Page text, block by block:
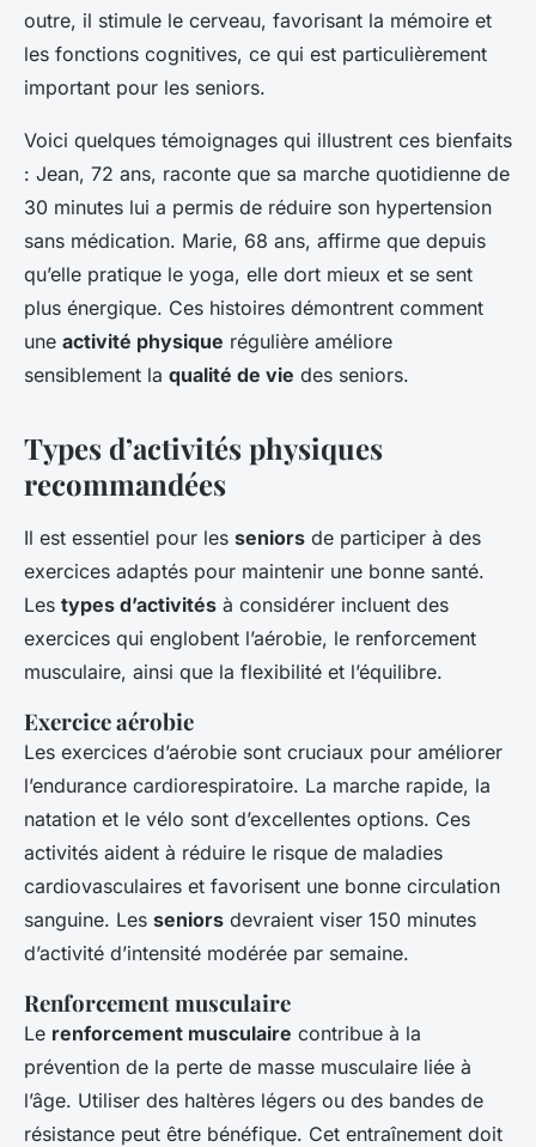
outre, il stimule le cerveau, favorisant la mémoire et
les fonctions cognitives, ce qui est particulièrement
important pour les seniors.
Voici quelques témoignages qui illustrent ces bienfaits
: Jean, 72 ans, raconte que sa marche quotidienne de
30 minutes lui a permis de réduire son hypertension
sans médication. Marie, 68 ans, affirme que depuis
qu’elle pratique le yoga, elle dort mieux et se sent
plus énergique. Ces histoires démontrent comment
une activité physique régulière améliore
sensiblement la qualité de vie des seniors.
Types d’activités physiques
recommandées
Il est essentiel pour les seniors de participer à des
exercices adaptés pour maintenir une bonne santé.
Les types d’activités à considérer incluent des
exercices qui englobent l’aérobie, le renforcement
musculaire, ainsi que la flexibilité et l’équilibre.
Exercice aérobie
Les exercices d’aérobie sont cruciaux pour améliorer
l’endurance cardiorespiratoire. La marche rapide, la
natation et le vélo sont d’excellentes options. Ces
activités aident à réduire le risque de maladies
cardiovasculaires et favorisent une bonne circulation
sanguine. Les seniors devraient viser 150 minutes
d’activité d’intensité modérée par semaine.
Renforcement musculaire
Le renforcement musculaire contribue à la
prévention de la perte de masse musculaire liée à
l’âge. Utiliser des haltères légers ou des bandes de
résistance peut être bénéfique. Cet entraînement doit